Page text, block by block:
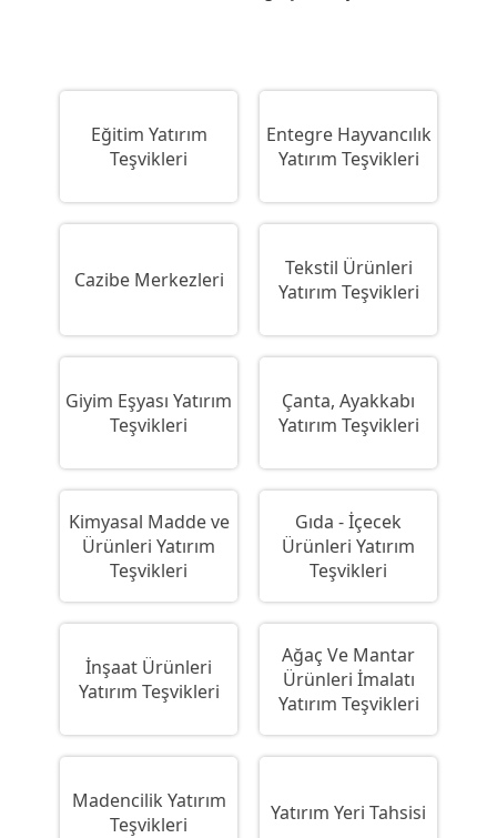
Eğitim Yatırım
Teşvikleri
Entegre Hayvancılık
Yatırım Teşvikleri
Cazibe Merkezleri
Tekstil Ürünleri
Yatırım Teşvikleri
Giyim Eşyası Yatırım
Teşvikleri
Çanta, Ayakkabı
Yatırım Teşvikleri
Kimyasal Madde ve
Ürünleri Yatırım
Teşvikleri
Gıda - İçecek
Ürünleri Yatırım
Teşvikleri
İnşaat Ürünleri
Yatırım Teşvikleri
Ağaç Ve Mantar
Ürünleri İmalatı
Yatırım Teşvikleri
Madencilik Yatırım
Teşvikleri
Yatırım Yeri Tahsisi